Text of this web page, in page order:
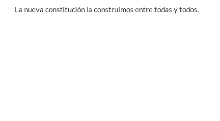
La nueva constitución la construimos entre todas y todos.